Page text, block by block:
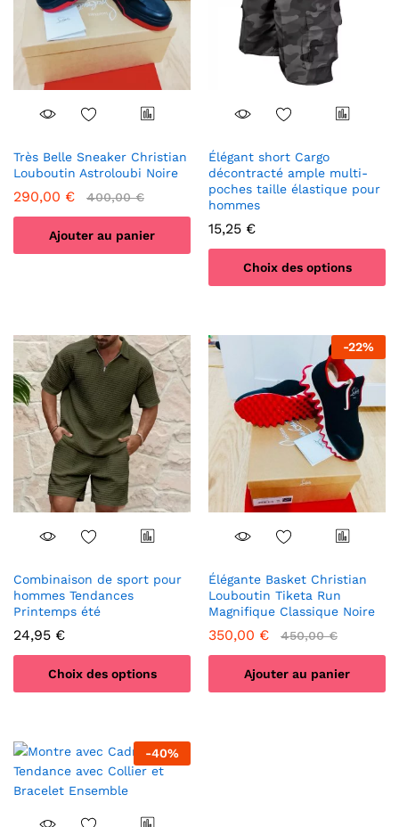
Très Belle Sneaker Christian
Louboutin Astroloubi Noire
290,00 € 400,00€
Ajouter au panier
Élégant short Cargo
décontracté ample multi-
poches taille élastique pour
hommes
15,25 €
Choix des options
a
plusieurs
variations.
options
peuvent
être
choisies
sur
la
produit
Combinaison de sport pour
hommes Tendances
Printemps été
24,95 €
Choix des options
a
plusieurs
variations.
Les
options
-22%
Élégante Basket Christian
Louboutin Tiketa Run
Magnifique Classique Noire
350,00 € 450,00€
Ajouter au panier
-40%